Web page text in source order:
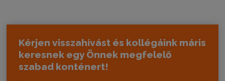
Kérjen visszahívást és kollégáink máris
keresnek egy Önnek megfelelő
szabad konténert!